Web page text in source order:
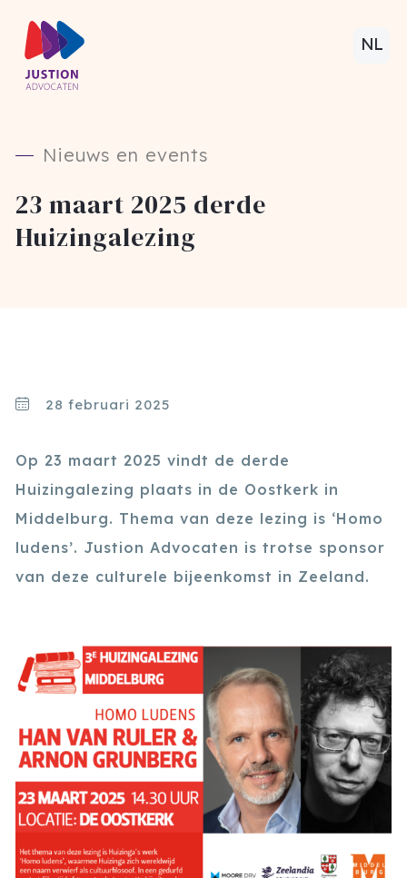
NL
Nieuws en events
23 maart 2025 derde
Huizingalezing
28 februari 2025
Op 23 maart 2025 vindt de derde
Huizingalezing plaats in de Oostkerk in
Middelburg. Thema van deze lezing is ‘Homo
ludens’. Justion Advocaten is trotse sponsor
van deze culturele bijeenkomst in Zeeland.